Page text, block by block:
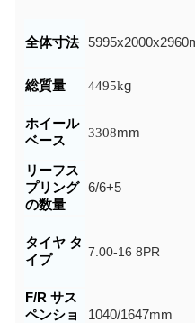
全体寸法
総質量 4495kg
ホイール
ベース
3308mm
リーフス
プリング
の数量
6/6+5
タイヤ タ
イプ
7.00-16 8PR
F/R サス
ペンショ
1040/1647mm